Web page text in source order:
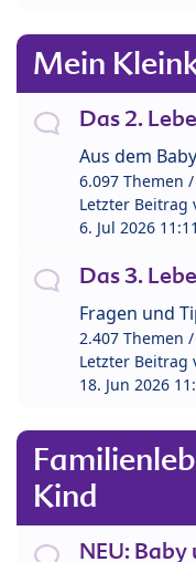
Mein
Das 2.
Aus dem
6.097 Themen
Letzter Beitrag
6. Jul 2026 11:11
Das 3.
Fragen und
2.407 Themen
Letzter Beitrag
18. Jun 2026
Kind
NEU: